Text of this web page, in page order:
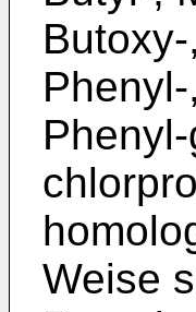
Weise